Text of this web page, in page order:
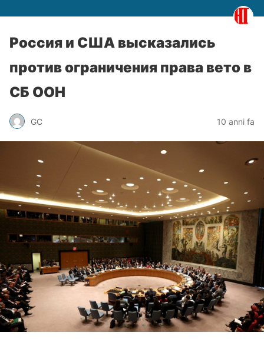
Россия и США высказались
против ограничения права вето в
СБ ООН
GC 10 anni fa